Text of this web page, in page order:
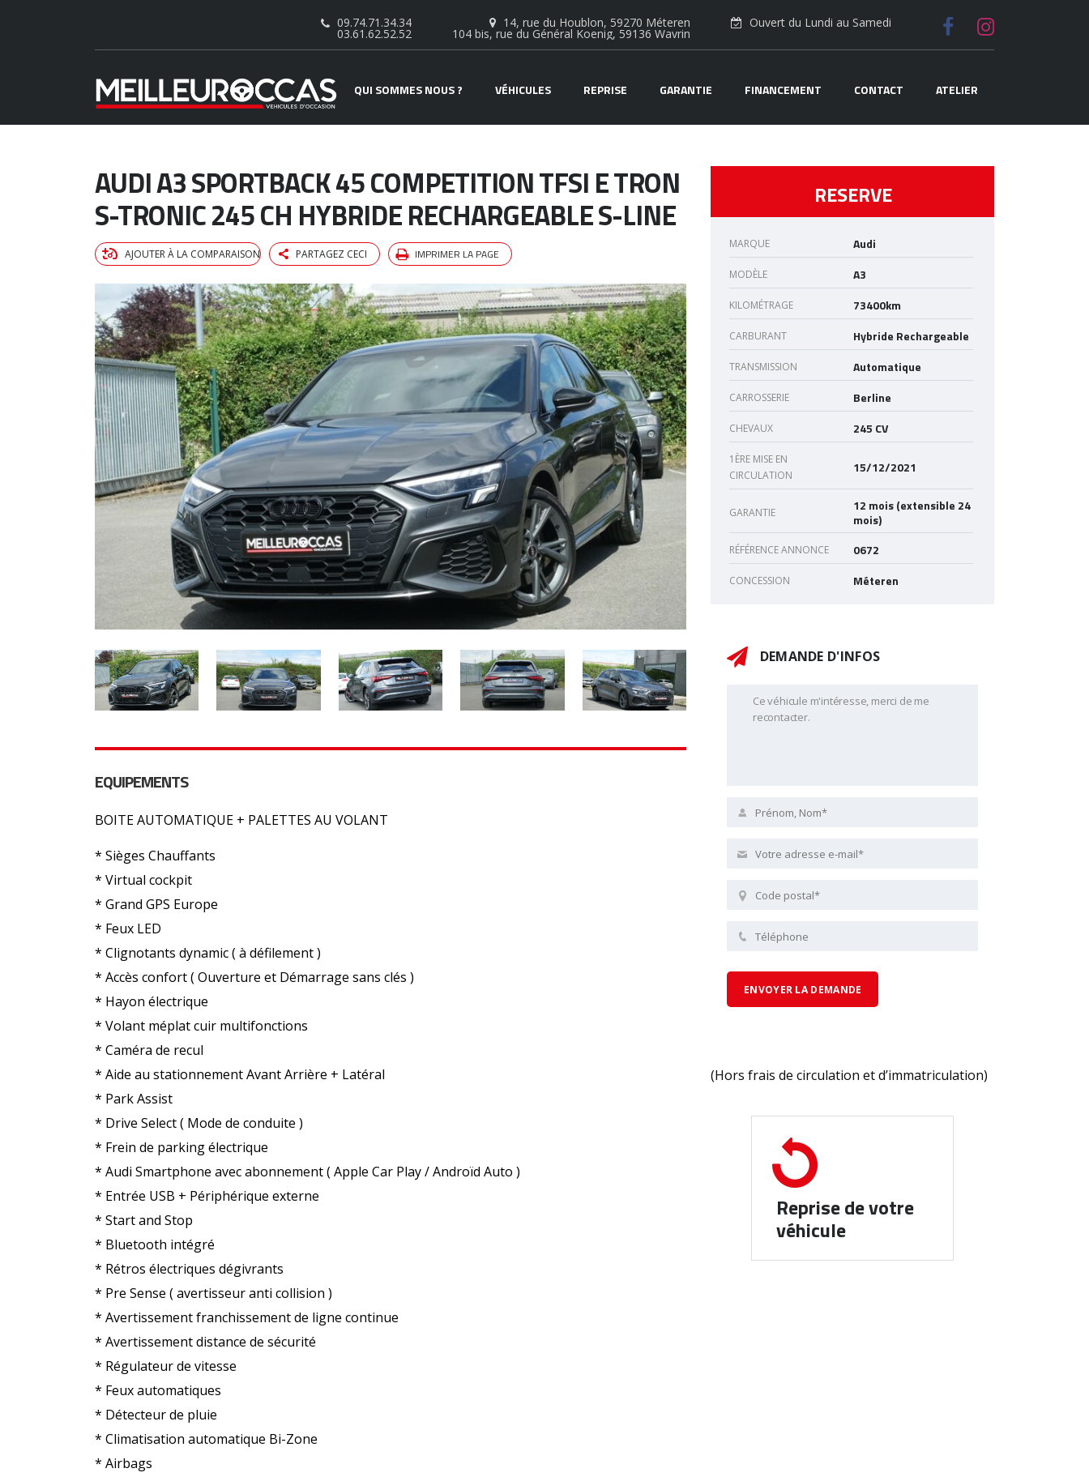
Ouvert du Lundi au Samedi
14, rue du Houblon, 59270 Méteren
104 bis, rue du Général Koenig, 59136 Wavrin
09.74.71.34.34
03.61.62.52.52
QUI SOMMES NOUS ? VÉHICULES REPRISE GARANTIE FINANCEMENT CONTACT ATELIER
AUDI A3 SPORTBACK 45 COMPETITION TFSI E TRON
S-TRONIC 245 CH HYBRIDE RECHARGEABLE S-LINE
AJOUTER À LA COMPARAISON PARTAGEZ CECI IMPRIMER LA PAGE
EQUIPEMENTS
BOITE AUTOMATIQUE + PALETTES AU VOLANT
* Sièges Chauffants
* Virtual cockpit
* Grand GPS Europe
* Feux LED
* Clignotants dynamic ( à défilement )
* Accès confort ( Ouverture et Démarrage sans clés )
* Hayon électrique
* Volant méplat cuir multifonctions
* Caméra de recul
* Aide au stationnement Avant Arrière + Latéral
* Park Assist
* Drive Select ( Mode de conduite )
* Frein de parking électrique
* Audi Smartphone avec abonnement ( Apple Car Play / Androïd Auto )
* Entrée USB + Périphérique externe
* Start and Stop
* Bluetooth intégré
* Rétros électriques dégivrants
* Pre Sense ( avertisseur anti collision )
* Avertissement franchissement de ligne continue
* Avertissement distance de sécurité
* Régulateur de vitesse
* Feux automatiques
* Détecteur de pluie
* Climatisation automatique Bi-Zone
* Airbags
RESERVE
MARQUE Audi
MODÈLE A3
KILOMÉTRAGE 73400km
CARBURANT Hybride Rechargeable
TRANSMISSION Automatique
CARROSSERIE Berline
CHEVAUX 245 CV
1ÈRE MISE EN
CIRCULATION
15/12/2021
GARANTIE
12 mois (extensible 24
mois)
RÉFÉRENCE ANNONCE 0672
CONCESSION Méteren
DEMANDE D'INFOS
(Hors frais de circulation et d’immatriculation)
Reprise de votre
véhicule